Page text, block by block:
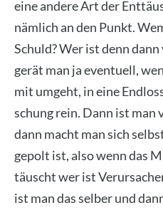
eine ande­re Art der
näm­lich an den Punkt.
Schuld? Wer ist denn
gerät man ja even­tu­ell,
mit umgeht, in eine
schung rein. Dann ist man
dann macht man sich
gepolt ist, also wenn das
täuscht wer ist
ist man das sel­ber und